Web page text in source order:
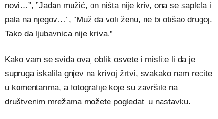
novi…”, ”Jadan mužić, on ništa nije kriv, ona se saplela i
pala na njegov…”, ”Muž da voli ženu, ne bi otišao drugoj.
Tako da ljubavnica nije kriva.”
Kako vam se sviđa ovaj oblik osvete i mislite li da je
supruga iskalila gnjev na krivoj žrtvi, svakako nam recite
u komentarima, a fotografije koje su završile na
društvenim mrežama možete pogledati u nastavku.